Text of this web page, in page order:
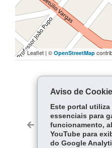
Leaflet | © OpenStreetMap
Voltar Início
Aviso de
Este portal
essenciais para
funcionamento,
YouTube para
do Google